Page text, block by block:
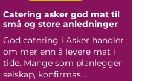
Catering asker god mat til
små og store anledninger
God catering i Asker handler
om mer enn å levere mat i
tide. Mange som planlegger
selskap, konfirmas...